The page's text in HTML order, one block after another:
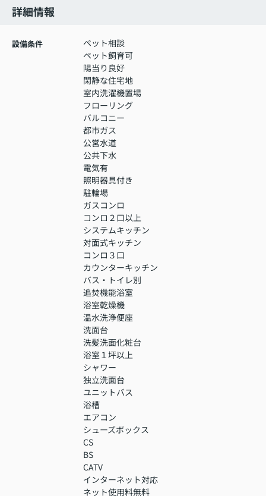
詳細情報
設備条件
ペット相談
ペット飼育可
陽当り良好
閑静な住宅地
室内洗濯機置場
フローリング
バルコニー
都市ガス
公営水道
公共下水
電気有
照明器具付き
駐輪場
ガスコンロ
コンロ２口以上
システムキッチン
対面式キッチン
コンロ３口
カウンターキッチン
バス・トイレ別
追焚機能浴室
浴室乾燥機
温水洗浄便座
洗面台
洗髪洗面化粧台
浴室１坪以上
シャワー
独立洗面台
ユニットバス
浴槽
エアコン
シューズボックス
CS
BS
CATV
インターネット対応
ネット使用料無料